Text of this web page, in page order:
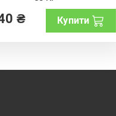
₴ Купити